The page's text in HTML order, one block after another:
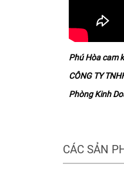
Phú Hòa cam
CÔNG TY
Phòng Kinh
CÁC SẢN